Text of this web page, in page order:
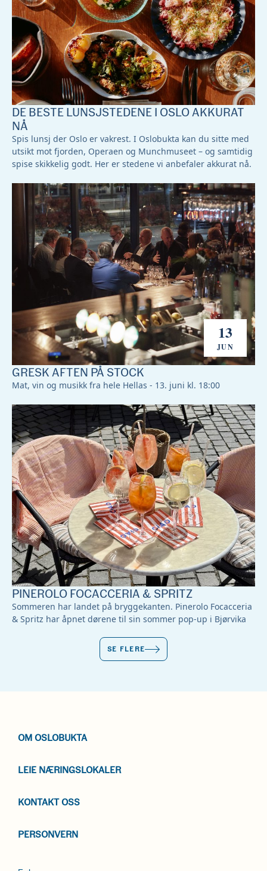
DE BESTE LUNSJSTEDENE I OSLO AKKURAT
NÅ
Spis lunsj der Oslo er vakrest. I Oslobukta kan du sitte med
utsikt mot fjorden, Operaen og Munchmuseet – og samtidig
spise skikkelig godt. Her er stedene vi anbefaler akkurat nå.
13
JUN
GRESK AFTEN PÅ STOCK
Mat, vin og musikk fra hele Hellas - 13. juni kl. 18:00
PINEROLO FOCACCERIA & SPRITZ
Sommeren har landet på bryggekanten. Pinerolo Focacceria
& Spritz har åpnet dørene til sin sommer pop-up i Bjørvika
SE FLERE
OM OSLOBUKTA
LEIE NÆRINGSLOKALER
KONTAKT OSS
PERSONVERN